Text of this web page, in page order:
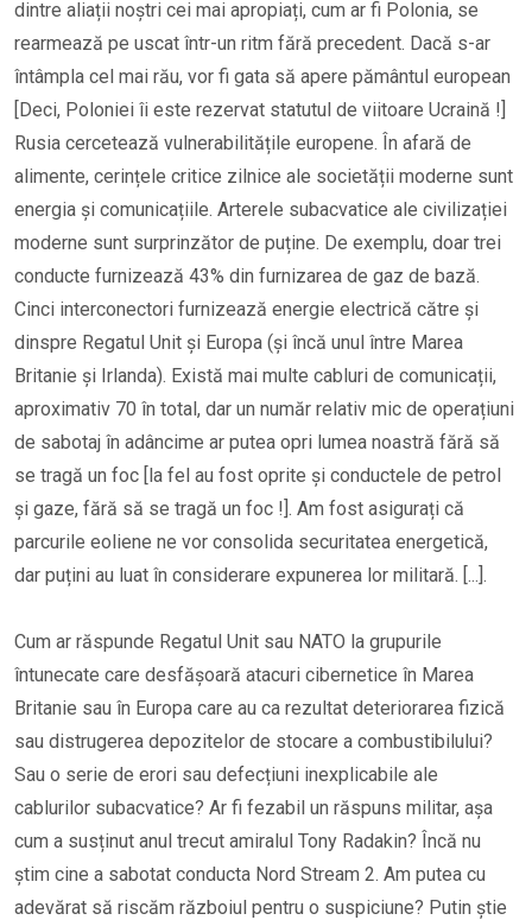
dintre aliații noștri cei mai apropiați, cum ar fi Polonia, se
rearmează pe uscat într-un ritm fără precedent. Dacă s-ar
întâmpla cel mai rău, vor fi gata să apere pământul european
[Deci, Poloniei îi este rezervat statutul de viitoare Ucraină !]
Rusia cercetează vulnerabilitățile europene. În afară de
alimente, cerințele critice zilnice ale societății moderne sunt
energia și comunicațiile. Arterele subacvatice ale civilizației
moderne sunt surprinzător de puține. De exemplu, doar trei
conducte furnizează 43% din furnizarea de gaz de bază.
Cinci interconectori furnizează energie electrică către și
dinspre Regatul Unit și Europa (și încă unul între Marea
Britanie și Irlanda). Există mai multe cabluri de comunicații,
aproximativ 70 în total, dar un număr relativ mic de operațiuni
de sabotaj în adâncime ar putea opri lumea noastră fără să
se tragă un foc [la fel au fost oprite și conductele de petrol
și gaze, fără să se tragă un foc !]. Am fost asigurați că
parcurile eoliene ne vor consolida securitatea energetică,
dar puțini au luat în considerare expunerea lor militară. [...].
Cum ar răspunde Regatul Unit sau NATO la grupurile
întunecate care desfășoară atacuri cibernetice în Marea
Britanie sau în Europa care au ca rezultat deteriorarea fizică
sau distrugerea depozitelor de stocare a combustibilului?
Sau o serie de erori sau defecțiuni inexplicabile ale
cablurilor subacvatice? Ar fi fezabil un răspuns militar, așa
cum a susținut anul trecut amiralul Tony Radakin? Încă nu
știm cine a sabotat conducta Nord Stream 2. Am putea cu
adevărat să riscăm războiul pentru o suspiciune? Putin știe